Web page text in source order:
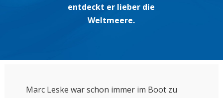
entdeckt er lieber die
Weltmeere.
Marc Leske war schon immer im Boot zu